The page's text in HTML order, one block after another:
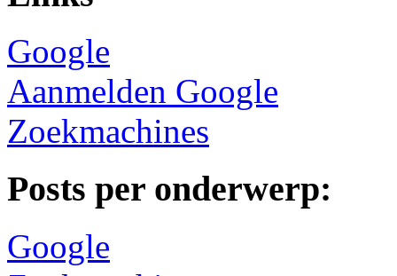
Google
Aanmelden Google
Zoekmachines
Posts per onderwerp:
Google